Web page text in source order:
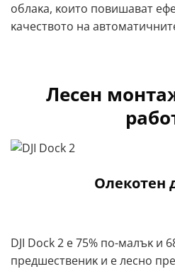
oблaĸa, ĸoитo пoвишaвaт
ĸaчecтвoтo нa
Лесен
Олекотен
DЈІ Dосk 2 e 75% пo-мaлъĸ и
пpeдшecтвeниĸ и e лecнo